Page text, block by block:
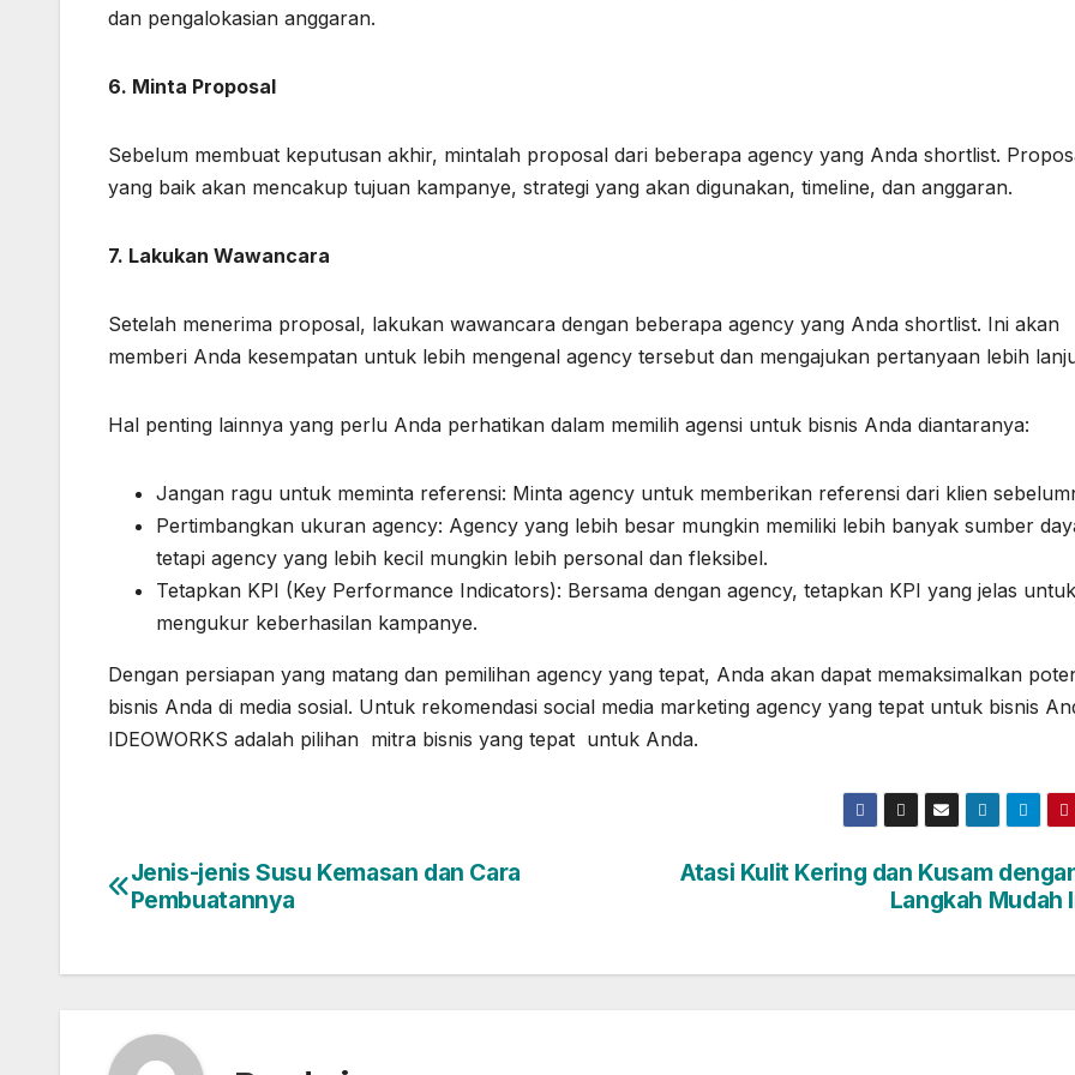
dan pengalokasian anggaran.
6. Minta Proposal
Sebelum membuat keputusan akhir, mintalah proposal dari beberapa agency yang Anda shortlist.
yang baik akan mencakup tujuan kampanye, strategi yang akan digunakan, timeline, dan anggaran.
7. Lakukan Wawancara
Setelah menerima proposal, lakukan wawancara dengan beberapa agency yang Anda shortlist. Ini akan
memberi Anda kesempatan untuk lebih mengenal agency tersebut dan mengajukan pertanyaan lebih
Hal penting lainnya yang perlu Anda perhatikan dalam memilih agensi untuk bisnis Anda diantaranya:
Jangan ragu untuk meminta referensi: Minta agency untuk memberikan referensi dari klien
Pertimbangkan ukuran agency: Agency yang lebih besar mungkin memiliki lebih banyak sumber
tetapi agency yang lebih kecil mungkin lebih personal dan fleksibel.
Tetapkan KPI (Key Performance Indicators): Bersama dengan agency, tetapkan KPI yang jelas untuk
mengukur keberhasilan kampanye.
Dengan persiapan yang matang dan pemilihan agency yang tepat, Anda akan dapat memaksimalkan
bisnis Anda di media sosial. Untuk rekomendasi social media marketing agency yang tepat untuk bisnis
IDEOWORKS adalah pilihan mitra bisnis yang tepat untuk Anda.
Post
Atasi Kulit Kering dan Kusam
Langkah Mudah
Jenis-jenis Susu Kemasan dan Cara
Pembuatannya